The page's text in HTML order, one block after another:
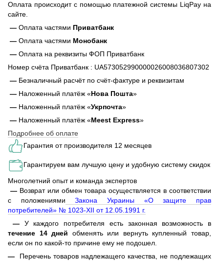
Оплата происходит с помощью платежной системы LiqPay на
сайте.
— Оплата частями Приватбанк
— Оплата частями Монобанк
— Оплата на реквизиты ФОП Приватбанк
Номер счёта Приватбанк : UA573052990000026008036807302
— Безналичный расчёт по счёт-фактуре и реквизитам
— Наложенный платёж «Нова Пошта»
— Наложенный платёж «Укрпочта»
— Наложенный платёж «Meest Express»
Подробнее об оплате
Гарантия от производителя 12 месяцев
Гарантируем вам лучшую цену и удобную систему скидок
Многолетний опыт и команда экспертов
— Возврат или обмен товара осуществляется в соответствии
с положениями Закона Украины «О защите прав
потребителей» № 1023-XII от 12.05.1991 г.
— У каждого потребителя есть законная возможность в
течение 14 дней обменять или вернуть купленный товар,
если он по какой-то причине ему не подошел.
—
Перечень товаров надлежащего качества, не подлежащих